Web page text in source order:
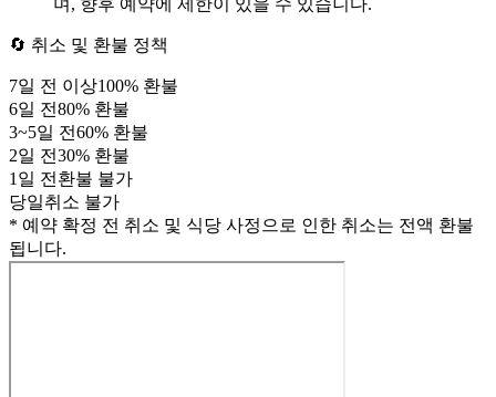
🔄 취소 및 환불 정책
7일 전 이상100% 환불
6일 전80% 환불
3~5일 전60% 환불
2일 전30% 환불
1 일 전 환불 불가
당일취소 불가
* 예약 확정 전 취소 및 식당 사정으로 인한 취소는 전액 환불
됩니다.